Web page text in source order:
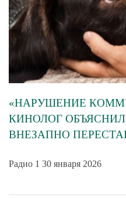
«НАРУШЕНИЕ
КИНОЛОГ
ВНЕЗАПНО
Радио 1 30 января 2026